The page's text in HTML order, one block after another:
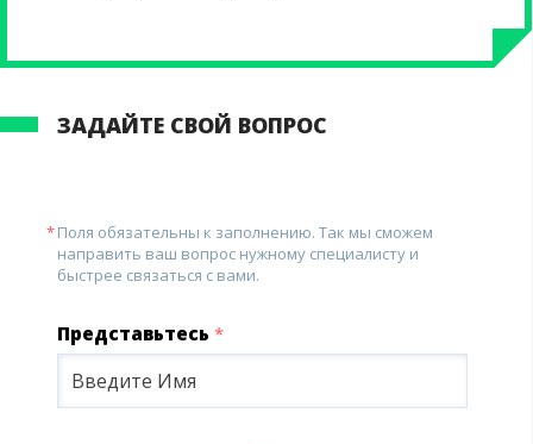
ЗАДАЙТЕ СВОЙ ВОПРОС
Поля обязательны к заполнению. Так мы сможем
направить ваш вопрос нужному специалисту и
быстрее связаться с вами.
Представьтесь *